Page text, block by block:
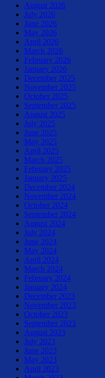
August 2026
July 2026
June 2026
May 2026
April 2026
March 2026
February 2026
January 2026
December 2025
November 2025
October 2025
September 2025
August 2025
July 2025
June 2025
May 2025
April 2025
March 2025
February 2025
January 2025
December 2024
November 2024
October 2024
September 2024
August 2024
July 2024
June 2024
May 2024
April 2024
March 2024
February 2024
January 2024
December 2023
November 2023
October 2023
September 2023
August 2023
July 2023
June 2023
May 2023
April 2023